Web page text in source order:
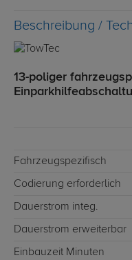
13-poliger
Fahrzeugspezifisch
Codierung erforderlich
Dauerstrom integ.
Dauerstrom erweiterbar
Einbauzeit Minuten